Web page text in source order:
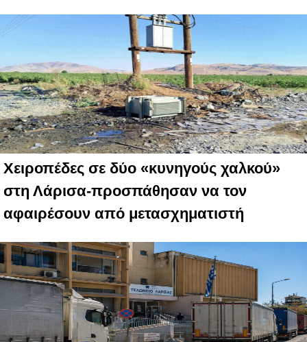
Χειροπέδες σε δύο «κυνηγούς χαλκού»
στη Λάρισα-προσπάθησαν να τον
αφαιρέσουν από μετασχηματιστή